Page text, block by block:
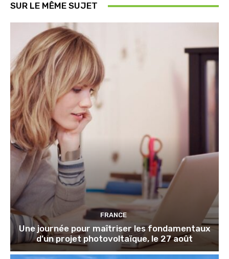
SUR LE MÊME SUJET
FRANCE
Une journée pour maîtriser les fondamentaux
d’un projet photovoltaïque, le 27 août